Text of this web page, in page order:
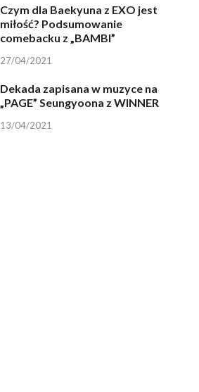
Czym dla Baekyuna z EXO jest
miłość? Podsumowanie
comebacku z „BAMBI”
27/04/2021
Dekada zapisana w muzyce na
„PAGE” Seungyoona z WINNER
13/04/2021